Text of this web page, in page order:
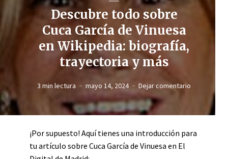
Descubre todo sobre
Cuca García de Vinuesa
en Wikipedia: biografía,
trayectoria y más
3 min lectura mayo 14, 2024 Dejar comentario
¡Por supuesto! Aquí tienes una introducción para
tu artículo sobre Cuca García de Vinuesa en El